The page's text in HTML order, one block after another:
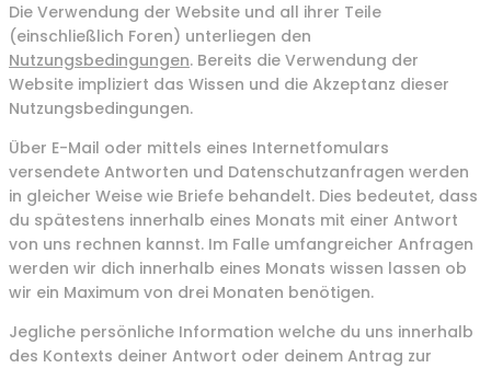
Die Verwendung der Website und all ihrer Teile
(einschließlich Foren) unterliegen den
Nutzungsbedingungen. Bereits die Verwendung der
Website impliziert das Wissen und die Akzeptanz dieser
Nutzungsbedingungen.
Über E-Mail oder mittels eines Internetfomulars
versendete Antworten und Datenschutzanfragen werden
in gleicher Weise wie Briefe behandelt. Dies bedeutet, dass
du spätestens innerhalb eines Monats mit einer Antwort
von uns rechnen kannst. Im Falle umfangreicher Anfragen
werden wir dich innerhalb eines Monats wissen lassen ob
wir ein Maximum von drei Monaten benötigen.
Jegliche persönliche Information welche du uns innerhalb
des Kontexts deiner Antwort oder deinem Antrag zur